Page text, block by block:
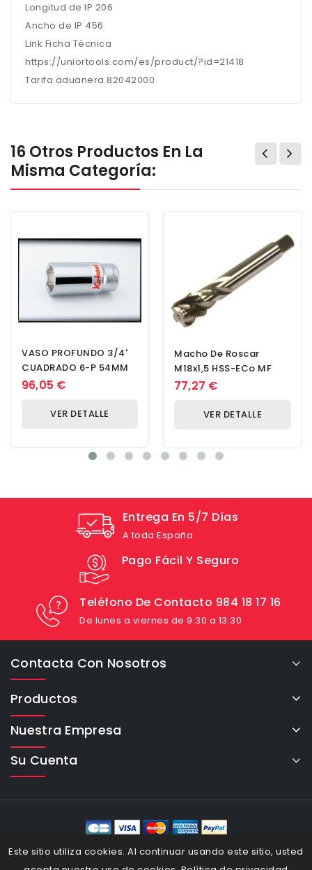
Longitud de IP 206
Ancho de IP 456
Link Ficha Técnica
https://uniortools.com/es/product/?id=21418
Tarifa aduanera 82042000
16 Otros Productos En La
Misma Categoría:
VASO PROFUNDO 3/4'
CUADRADO 6-P 54MM
96,05 €
VER DETALLE
Macho De Roscar
M18x1,5 HSS-ECo MF
77,27 €
VER DETALLE
Entrega En 5/7 Días
A toda España
Pago Fácil Y Seguro
Teléfono De Contacto 984 18 17 16
De lunes a viernes de 9:30 a 13:30
Contacta Con Nosotros
Productos
Nuestra Empresa
Su Cuenta
Este sitio utiliza cookies. Al continuar usando este sitio, usted
eCommerce Cybertron © 2026